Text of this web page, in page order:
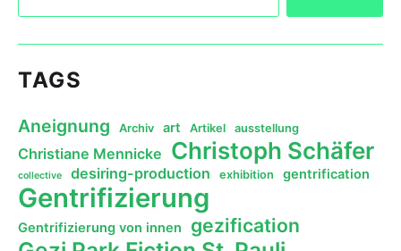
TAGS
Aneignung Archiv art Artikel ausstellung
Christiane Mennicke Christoph Schäfer
collective desiring-production exhibition gentrification
Gentrifizierung
Gentrifizierung von innen gezification